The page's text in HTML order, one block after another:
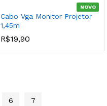
NOVO
Cabo Vga Monitor Projetor
1,45m
R$19,90
6 7